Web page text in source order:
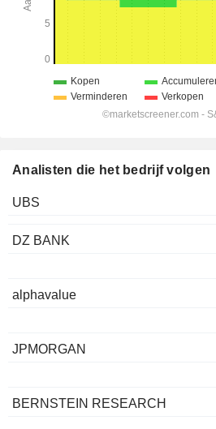
Analisten die het bedrijf volgen
UBS
DZ BANK
alphavalue
JPMORGAN
BERNSTEIN RESEARCH